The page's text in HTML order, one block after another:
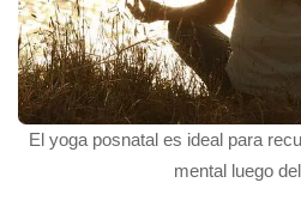
El yoga posnatal es ideal para
mental luego